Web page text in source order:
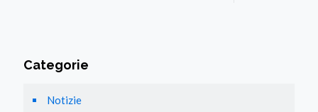
Categorie
Notizie